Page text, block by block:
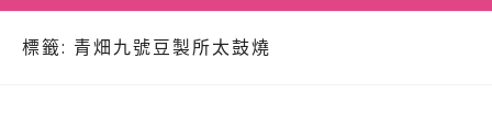
標籤: 青畑九號豆製所太鼓燒